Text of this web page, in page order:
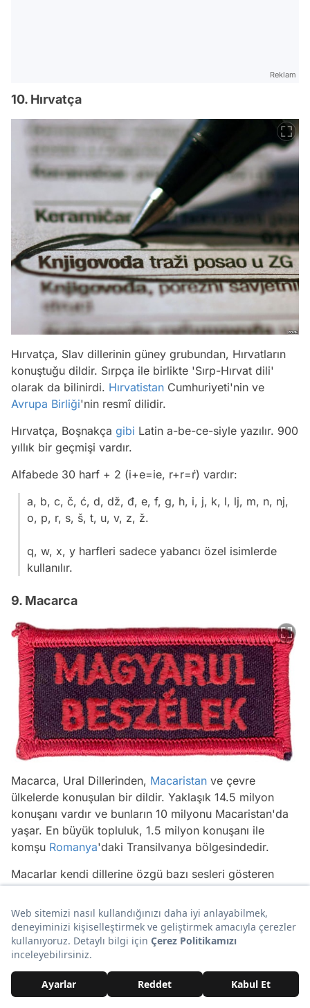
Reklam
10. Hırvatça
Hırvatça, Slav dillerinin güney grubundan, Hırvatların
konuştuğu dildir. Sırpça ile birlikte 'Sırp-Hırvat dili'
olarak da bilinirdi. Hırvatistan Cumhuriyeti'nin ve
Avrupa Birliği'nin resmî dilidir.
Hırvatça, Boşnakça gibi Latin a-be-ce-siyle yazılır. 900
yıllık bir geçmişi vardır.
Alfabede 30 harf + 2 (i+e=ie, r+r=ŕ) vardır:
a, b, c, č, ć, d, dž, đ, e, f, g, h, i, j, k, l, lj, m, n, nj,
o, p, r, s, š, t, u, v, z, ž.
q, w, x, y harfleri sadece yabancı özel isimlerde
kullanılır.
9. Macarca
Macarca, Ural Dillerinden, Macaristan ve çevre
ülkelerde konuşulan bir dildir. Yaklaşık 14.5 milyon
konuşanı vardır ve bunların 10 milyonu Macaristan'da
yaşar. En büyük topluluk, 1.5 milyon konuşanı ile
komşu Romanya'daki Transilvanya bölgesindedir.
Macarlar kendi dillerine özgü bazı sesleri gösteren
işaretleri de ekleyerek Orhun abecesindeki harflere çok
benzeyen harflerden meydana gelen bir tür oyma
yazısı kullanmışlardır. Hıristiyanlığı kabul ettikten sonra
bu abece yerini Latin abecesine bırakmış olmakla
birlikte bugünkü Romanya'nın Doğu Erdel bölgesinde
oturan bir Macar boyu olan Székely'ler tarafından
yüzyıllar boyunca kullanılmıştır.